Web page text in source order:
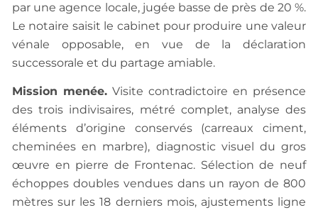
par une agence locale, jugée basse de près de 20 %.
Le notaire saisit le cabinet pour produire une valeur
vénale opposable, en vue de la déclaration
successorale et du partage amiable.
Mission menée. Visite contradictoire en présence
des trois indivisaires, métré complet, analyse des
éléments d’origine conservés (carreaux ciment,
cheminées en marbre), diagnostic visuel du gros
œuvre en pierre de Frontenac. Sélection de neuf
échoppes doubles vendues dans un rayon de 800
mètres sur les 18 derniers mois, ajustements ligne